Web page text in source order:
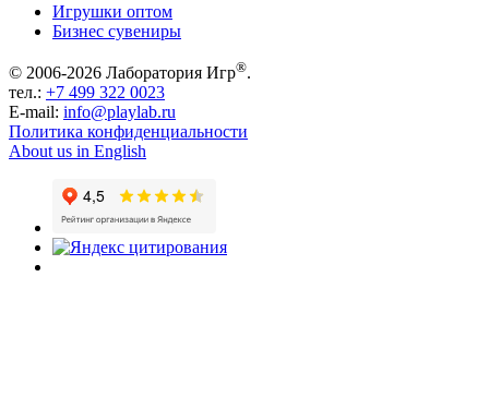
Игрушки оптом
Бизнес сувениры
© 2006-2026 Лаборатория Игр®.
тел.: +7 499 322 0023
E-mail: info@playlab.ru
Политика конфиденциальности
About us in English